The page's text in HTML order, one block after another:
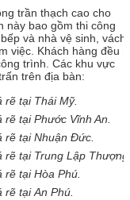
trần thạch cao cho
này bao gồm thi công
và nhà vệ sinh, vách
việc. Khách hàng đều
trình. Các khu vực
trên địa bàn:
rẽ tại Thái Mỹ.
tại Phước Vĩnh An.
rẽ tại Nhuận Đức.
rẽ tại Trung Lập
tại Hòa Phú.
tại An Phú.